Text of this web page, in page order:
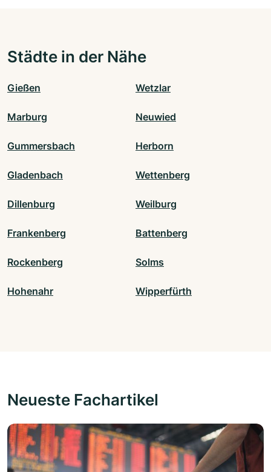
Städte in der Nähe
Gießen Wetzlar
Marburg Neuwied
Gummersbach Herborn
Gladenbach Wettenberg
Dillenburg Weilburg
Frankenberg Battenberg
Rockenberg Solms
Hohenahr Wipperfürth
Neueste Fachartikel